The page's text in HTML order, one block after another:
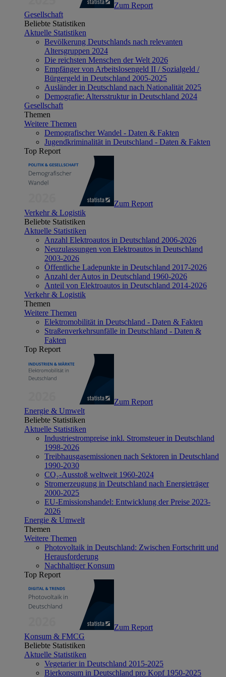
Zum Report
Gesellschaft
Beliebte Statistiken
Aktuelle Statistiken
Bevölkerung Deutschlands nach relevanten
Altersgruppen 2024
Die reichsten Menschen der Welt 2026
Empfänger von Arbeitslosengeld II / Sozialgeld /
Bürgergeld in Deutschland 2005-2025
Ausländer in Deutschland nach Nationalität 2025
Demografie: Altersstruktur in Deutschland 2024
Gesellschaft
Themen
Weitere Themen
Demografischer Wandel - Daten & Fakten
Jugendkriminalität in Deutschland - Daten & Fakten
Top Report
Zum Report
Verkehr & Logistik
Beliebte Statistiken
Aktuelle Statistiken
Anzahl Elektroautos in Deutschland 2006-2026
Neuzulassungen von Elektroautos in Deutschland
2003-2026
Öffentliche Ladepunkte in Deutschland 2017-2026
Anzahl der Autos in Deutschland 1960-2026
Anteil von Elektroautos in Deutschland 2014-2026
Verkehr & Logistik
Themen
Weitere Themen
Elektromobilität in Deutschland - Daten & Fakten
Straßenverkehrsunfälle in Deutschland - Daten &
Fakten
Top Report
Zum Report
Energie & Umwelt
Beliebte Statistiken
Aktuelle Statistiken
Industriestrompreise inkl. Stromsteuer in Deutschland
1998-2026
Treibhausgasemissionen nach Sektoren in Deutschland
1990-2030
CO₂-Ausstoß weltweit 1960-2024
Stromerzeugung in Deutschland nach Energieträger
2000-2025
EU-Emissionshandel: Entwicklung der Preise 2023-
2026
Energie & Umwelt
Themen
Weitere Themen
Photovoltaik in Deutschland: Zwischen Fortschritt und
Herausforderung
Nachhaltiger Konsum
Top Report
Zum Report
Konsum & FMCG
Beliebte Statistiken
Aktuelle Statistiken
Vegetarier in Deutschland 2015-2025
Bierkonsum in Deutschland pro Kopf 1950-2025